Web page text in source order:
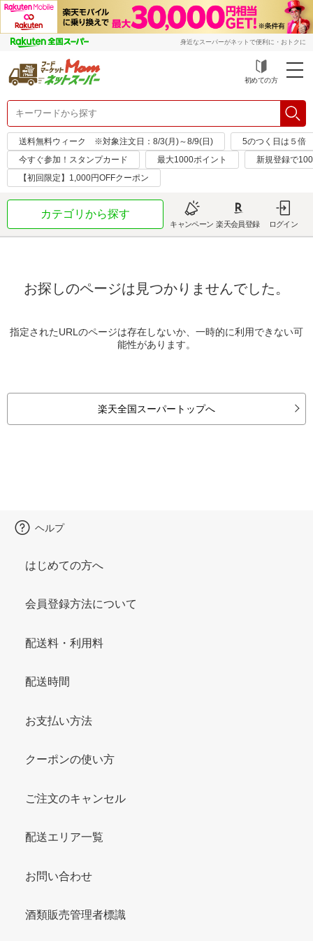
身近なスーパーがネットで便利に・おトクに
初めての方
送料無料ウィーク ※対象注文日：8/3(月)～8/9(日)
5のつく日は５倍
今すぐ参加！スタンプカード
最大1000ポイント
新規登録で
【初回限定】1,000円OFFクーポン
カテゴリから探す
キャンペーン 楽天会員登録 ログイン
お探しのページは見つかりませんでした。
指定されたURLのページは存在しないか、一時的に利用できない可
能性があります。
楽天全国スーパートップへ
ヘルプ
はじめての方へ
会員登録方法について
配送料・利用料
配送時間
お支払い方法
クーポンの使い方
ご注文のキャンセル
配送エリア一覧
お問い合わせ
酒類販売管理者標識